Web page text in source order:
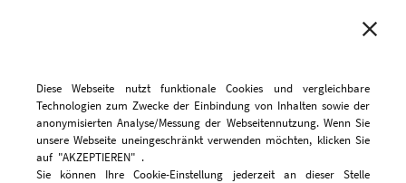
Diese Webseite nutzt funktionale Cookies und vergleichbare
Technologien zum Zwecke der Einbindung von Inhalten sowie der
anonymisierten Analyse/Messung der Webseitennutzung. Wenn Sie
unsere Webseite uneingeschränkt verwenden möchten, klicken Sie
auf "AKZEPTIEREN" .
Sie können Ihre Cookie-Einstellung jederzeit an dieser Stelle